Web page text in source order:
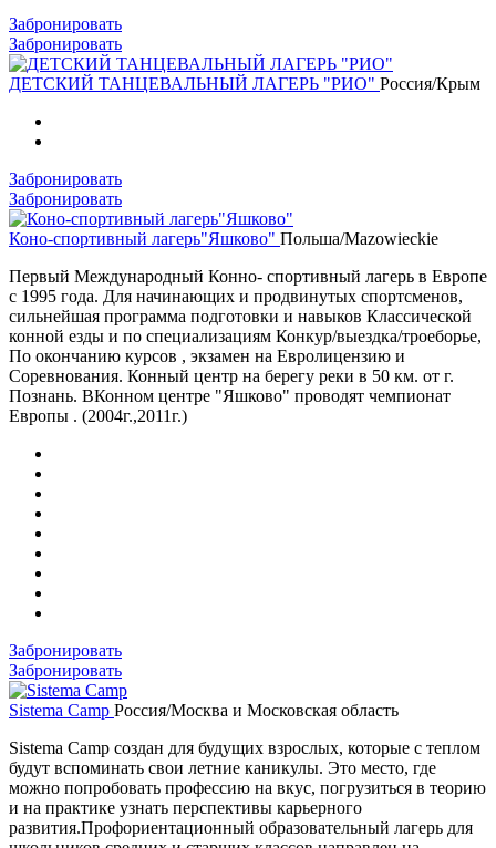
Забронировать
Забронировать
ДЕТСКИЙ ТАНЦЕВАЛЬНЫЙ ЛАГЕРЬ "РИО" Россия/Крым
Забронировать
Забронировать
Коно-спортивный лагерь"Яшково" Польша/Mazowieckie
Первый Международный Конно- спортивный лагерь в Европе
с 1995 года. Для начинающих и продвинутых спортсменов,
сильнейшая программа подготовки и навыков Классической
конной езды и по специализациям Конкур/выездка/троеборье,
По окончанию курсов , экзамен на Евролицензию и
Соревнования. Конный центр на берегу реки в 50 км. от г.
Познань. ВКонном центре "Яшково" проводят чемпионат
Европы . (2004г.,2011г.)
Забронировать
Забронировать
Sistema Camp Россия/Москва и Московская область
Sistema Camp создан для будущих взрослых, которые с теплом
будут вспоминать свои летние каникулы. Это место, где
можно попробовать профессию на вкус, погрузиться в теорию
и на практике узнать перспективы карьерного
развития.Профориентационный образовательный лагерь для